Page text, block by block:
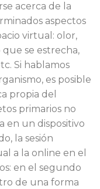
acerca de la
aspectos
virtual: olor,
se estrecha,
Si hablamos
es posible
propia del
primarios no
en un dispositivo
la sesión
a la online en el
en el segundo
de una forma